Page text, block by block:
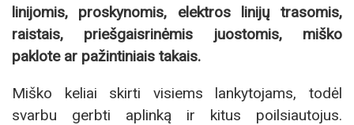
linijomis, proskynomis, elektros linijų trasomis,
raistais, priešgaisrinėmis juostomis, miško
paklote ar pažintiniais takais.
Miško keliai skirti visiems lankytojams, todėl
svarbu gerbti aplinką ir kitus poilsiautojus.